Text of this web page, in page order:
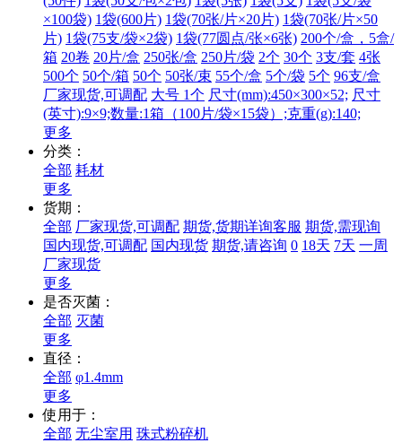
×100袋) 1袋(600片) 1袋(70张/片×20片) 1袋(70张/片×50
片) 1袋(75支/袋×2袋) 1袋(77圆点/张×6张) 200个/盒，5盒/
箱 20卷 20片/盒 250张/盒 250片/袋 2个 30个 3支/套 4张
500个 50个/箱 50个 50张/束 55个/盒 5个/袋 5个 96支/盒
厂家现货,可调配 大号 1个 尺寸(mm):450×300×52; 尺寸
(英寸):9×9;数量:1箱（100片/袋×15袋）;克重(g):140;
更多
分类：
全部 耗材
更多
货期：
全部 厂家现货,可调配 期货,货期详询客服 期货,需现询
国内现货,可调配 国内现货 期货,请咨询 0 18天 7天 一周
厂家现货
更多
是否灭菌：
全部 灭菌
更多
直径：
全部 φ1.4mm
更多
使用于：
全部 无尘室用 珠式粉碎机